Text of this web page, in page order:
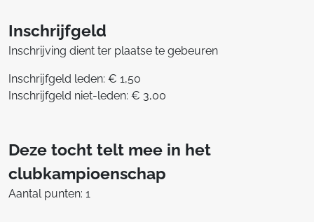
Inschrijfgeld
Inschrijving dient ter plaatse te gebeuren
Inschrijfgeld leden: € 1,50
Inschrijfgeld niet-leden: € 3,00
Deze tocht telt mee in het
clubkampioenschap
Aantal punten: 1